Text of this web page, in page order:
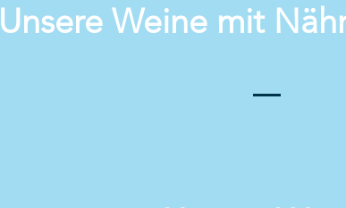
Unsere Weine mit